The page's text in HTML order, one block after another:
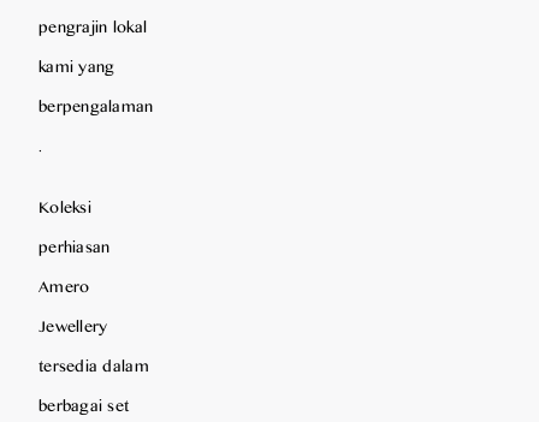
pengrajin lokal
kami yang
berpengalaman
.
Koleksi
perhiasan
Amero
Jewellery
tersedia dalam
berbagai set